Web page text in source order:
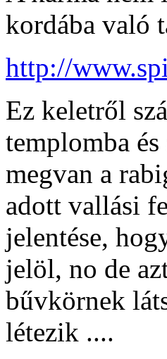
kordába való
http://
Ez keletről
templomba
megvan a
adott vallási
jelentése,
jelöl, no de
bűvkörnek
létezik ....